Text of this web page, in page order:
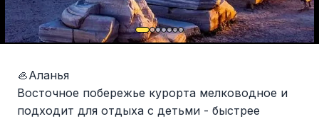
🦪Аланья
Восточное побережье курорта мелководное и
подходит для отдыха с детьми - быстрее